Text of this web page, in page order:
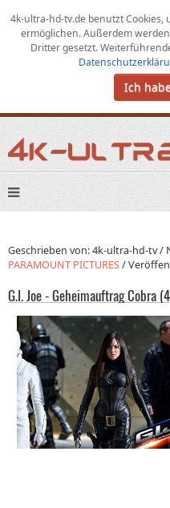
4k-ultra-hd-tv.de benutzt Cookies,
ermöglichen.Außerdem
Dritter gesetzt.
Ich
Geschrieben von: 4k-ultra-hd-tv /
PARAMOUNT PICTURES/
G.I. Joe - Geheimauftrag Cobra